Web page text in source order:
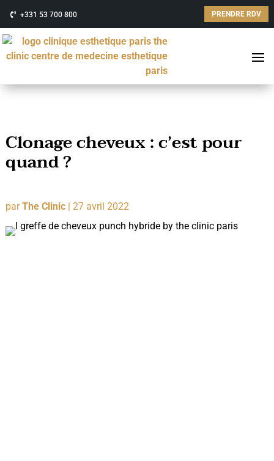
+331 53 700 800 PRENDRE RDV
Clonage cheveux : c’est pour
quand ?
parThe Clinic| 27 avril 2022